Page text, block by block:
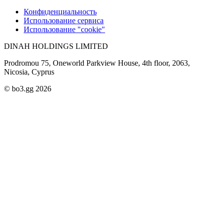
Конфиденциальность
Использование сервиса
Использование "cookie"
DINAH HOLDINGS LIMITED
Prodromou 75, Oneworld Parkview House, 4th floor, 2063,
Nicosia, Cyprus
© bo3.gg 2026